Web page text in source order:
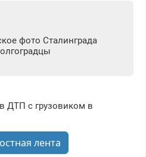
фото Сталинграда
ДТП с грузовиком в
лента